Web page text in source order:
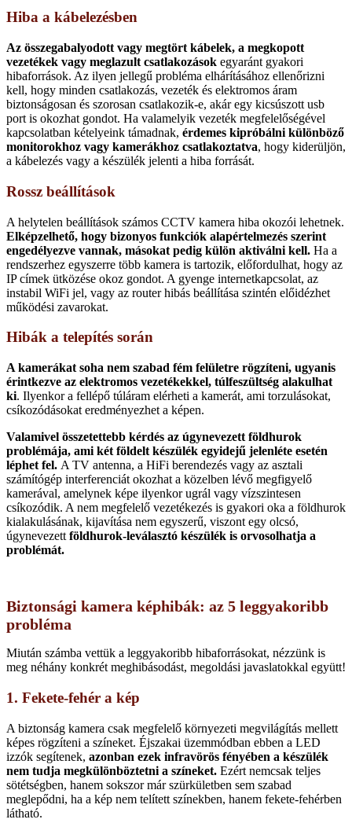
Hiba a kábelezésben
Az összegabalyodott vagy megtört kábelek, a megkopott
vezetékek vagy meglazult csatlakozások egyaránt gyakori
hibaforrások. Az ilyen jellegű probléma elhárításához ellenőrizni
kell, hogy minden csatlakozás, vezeték és elektromos áram
biztonságosan és szorosan csatlakozik-e, akár egy kicsúszott usb
port is okozhat gondot. Ha valamelyik vezeték megfelelőségével
kapcsolatban kételyeink támadnak, érdemes kipróbálni különböző
monitorokhoz vagy kamerákhoz csatlakoztatva, hogy kiderüljön,
a kábelezés vagy a készülék jelenti a hiba forrását.
Rossz beállítások
A helytelen beállítások számos CCTV kamera hiba okozói lehetnek.
Elképzelhető, hogy bizonyos funkciók alapértelmezés szerint
engedélyezve vannak, másokat pedig külön aktiválni kell. Ha a
rendszerhez egyszerre több kamera is tartozik, előfordulhat, hogy az
IP címek ütközése okoz gondot. A gyenge internetkapcsolat, az
instabil WiFi jel, vagy az router hibás beállítása szintén előidézhet
működési zavarokat.
Hibák a telepítés során
A kamerákat soha nem szabad fém felületre rögzíteni, ugyanis
érintkezve az elektromos vezetékekkel, túlfeszültség alakulhat
ki. Ilyenkor a fellépő túláram elérheti a kamerát, ami torzulásokat,
csíkozódásokat eredményezhet a képen.
Valamivel összetettebb kérdés az úgynevezett földhurok
problémája, ami két földelt készülék egyidejű jelenléte esetén
léphet fel. A TV antenna, a HiFi berendezés vagy az asztali
számítógép interferenciát okozhat a közelben lévő megfigyelő
kamerával, amelynek képe ilyenkor ugrál vagy vízszintesen
csíkozódik. A nem megfelelő vezetékezés is gyakori oka a földhurok
kialakulásának, kijavítása nem egyszerű, viszont egy olcsó,
úgynevezett földhurok-leválasztó készülék is orvosolhatja a
problémát.
Biztonsági kamera képhibák: az 5 leggyakoribb
probléma
Miután számba vettük a leggyakoribb hibaforrásokat, nézzünk is
meg néhány konkrét meghibásodást, megoldási javaslatokkal együtt!
1. Fekete-fehér a kép
A biztonság kamera csak megfelelő környezeti megvilágítás mellett
képes rögzíteni a színeket. Éjszakai üzemmódban ebben a LED
izzók segítenek, azonban ezek infravörös fényében a készülék
nem tudja megkülönböztetni a színeket. Ezért nemcsak teljes
sötétségben, hanem sokszor már szürkületben sem szabad
meglepődni, ha a kép nem telített színekben, hanem fekete-fehérben
látható.